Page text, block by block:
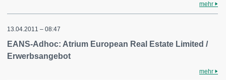
mehr
13.04.2011 – 08:47
EANS-Adhoc: Atrium European Real Estate Limited /
Erwerbsangebot
mehr